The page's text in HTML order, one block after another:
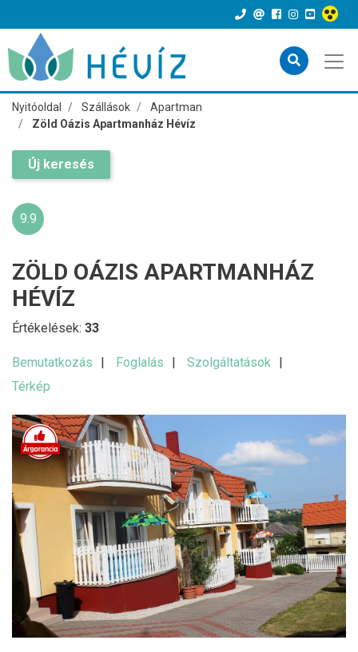
Nyitóoldal Szállások
Apartman
Zöld Oázis Apartmanház Hévíz
Új keresés
9.9
ZÖLD OÁZIS APARTMANHÁZ
HÉVÍZ
Értékelések: 33
Bemutatkozás Foglalás
Szolgáltatások
Térkép